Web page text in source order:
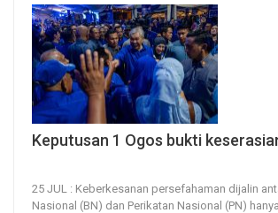
Keputusan 1 Ogos bukti
25 JUL : Keberkesanan persefahaman dijalin
Nasional (BN) dan Perikatan Nasional (PN)